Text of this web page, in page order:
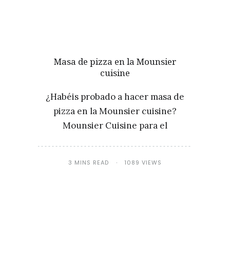
Masa de pizza en la Mounsier
cuisine
¿Habéis probado a hacer masa de
pizza en la Mounsier cuisine?
Mounsier Cuisine para el
3 MINS READ 1089 VIEWS